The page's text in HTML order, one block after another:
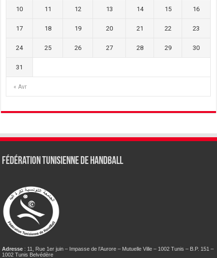
« Avr
10 11 12 13 14 15 16
17 18 19 20 21 22 23
24 25 26 27 28 29 30
31
Fédération tunisienne de Handball
Adresse : 11, Rue 1er juin – Impasse de l’Aurore – Mutuelle Ville – 1002 Tunis – B.P. 151 –
1002 Tunis Belvédère